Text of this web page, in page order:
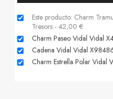
Este producto: Charm
Tresors - 42,00 €
Charm Paseo Vidal Vidal
Cadena Vidal Vidal
Charm Estrella Polar Vidal